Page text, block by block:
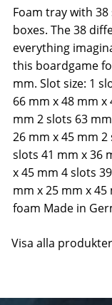
Foam tray with
boxes. The 38
everything
this boardgame
mm. Slot size: 1
66 mm x 48 mm
mm 2 slots 63
26 mm x 45 mm
slots 41 mm x 36
x 45 mm 4 slots
mm x 25 mm x
foam Made in
Visa alla